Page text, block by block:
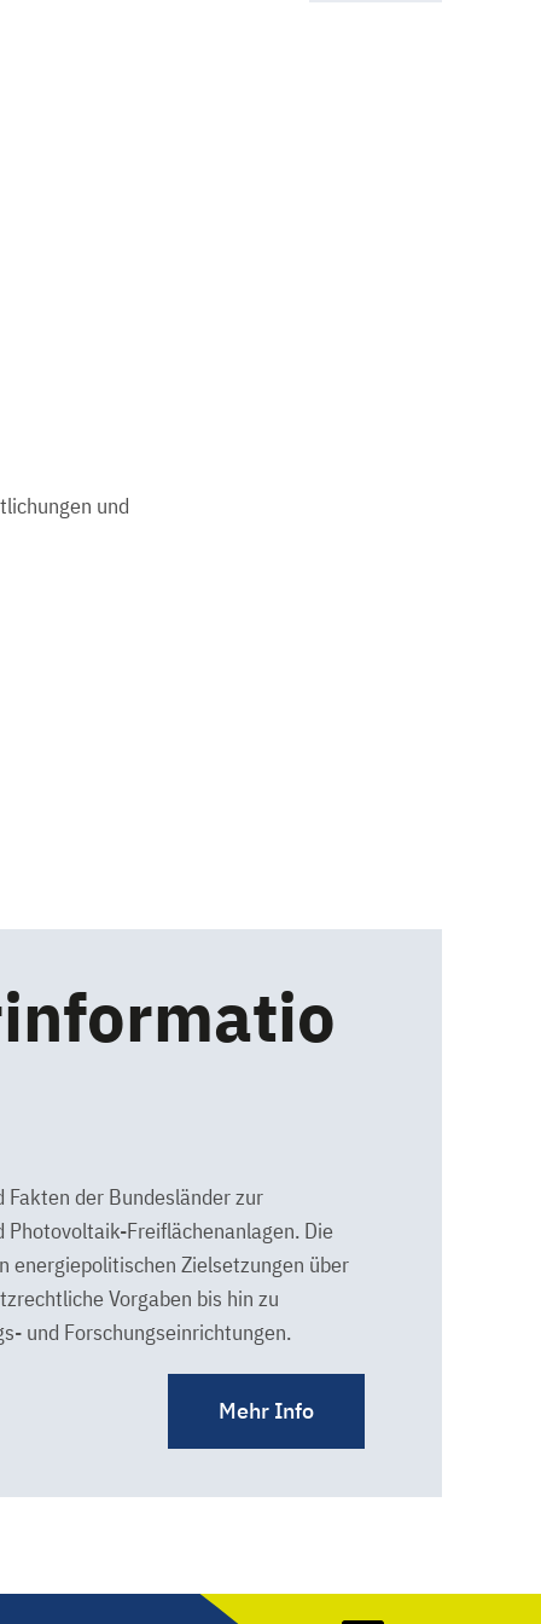
und
Fakten der Bundesländer zur
Photovoltaik-Freiflächenanlagen. Die
energiepolitischen Zielsetzungen über
Vorgaben bis hin zu
und Forschungseinrichtungen.
Mehr Info